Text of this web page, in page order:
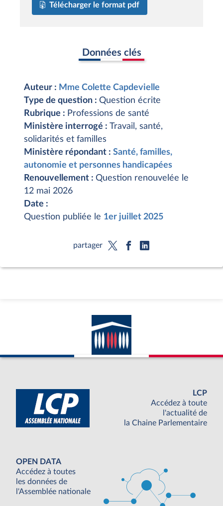
Télécharger le format pdf
Données clés
Auteur : Mme Colette Capdevielle
Type de question : Question écrite
Rubrique : Professions de santé
Ministère interrogé : Travail, santé,
solidarités et familles
Ministère répondant : Santé, familles,
autonomie et personnes handicapées
Renouvellement : Question renouvelée le
12 mai 2026
Date :
Question publiée le 1er juillet 2025
partager
LCP
Accédez à toute
l'actualité de
la Chaine Parlementaire
OPEN DATA
Accédez à toutes
les données de
l'Assemblée nationale